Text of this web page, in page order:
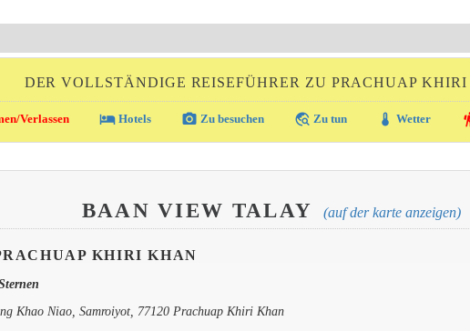
DER VOLLSTÄNDIGE REISEFÜHRER ZU PRACHUAP
Verlassen local_hotelHotels photo_camera Zu besuchen travel_explore Zu tun thermostat Wetter
BAAN VIEW TALAY (auf der karte anzeigen)
KHIRI KHAN
Khao Niao, Samroiyot, 77120 Prachuap Khiri Khan